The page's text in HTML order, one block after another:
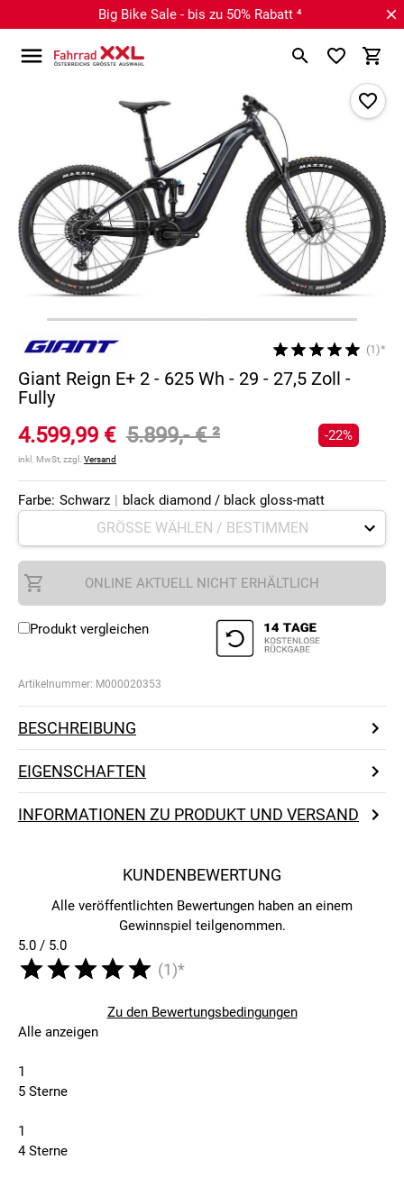
Big Bike Sale - bis zu 50% Rabatt ⁴
(1)*
Giant Reign E+ 2 - 625 Wh - 29 - 27,5 Zoll -
Fully
4.599,99 € 5.899,- €²
inkl. MwSt, zzgl. Versand
-22%
Farbe: Schwarz | black diamond / black gloss-matt
ONLINE AKTUELL NICHT ERHÄLTLICH
Produkt vergleichen
Artikelnummer: M000020353
BESCHREIBUNG
EIGENSCHAFTEN
INFORMATIONEN ZU PRODUKT UND VERSAND
KUNDENBEWERTUNG
Alle veröffentlichten Bewertungen haben an einem
Gewinnspiel teilgenommen.
5.0 / 5.0
(1)*
Zu den Bewertungsbedingungen
Alle anzeigen
1
5 Sterne
1
4 Sterne